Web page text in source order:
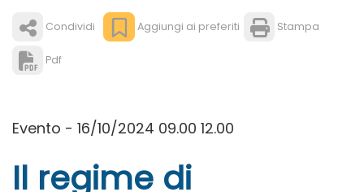
Condividi Aggiungi ai preferiti Stampa
Pdf
Evento - 16/10/2024 09.00 12.00
Il regime di